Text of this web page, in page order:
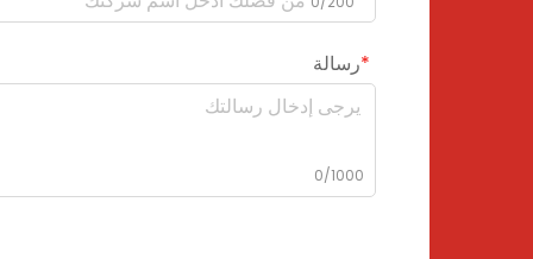
رسالة
0/1000